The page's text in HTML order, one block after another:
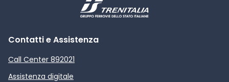
Contatti e Assistenza
Call Center 892021
Assistenza digitale